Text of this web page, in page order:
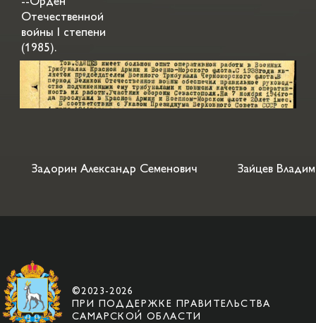
Отечественной
войны I степени
(1985).
Задорин Александр Семенович Зайцев
©2023-2026
ПРИ ПОДДЕРЖКЕ ПРАВИТЕЛЬСТВА
САМАРСКОЙ ОБЛАСТИ